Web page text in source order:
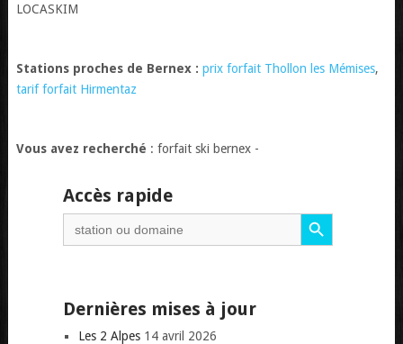
LOCASKIM
Stations proches de Bernex : prix forfait Thollon les Mémises,
tarif forfait Hirmentaz
Vous avez recherché : forfait ski bernex -
Accès rapide
Search
for:
Search Button
Dernières mises à jour
Les 2 Alpes 14 avril 2026